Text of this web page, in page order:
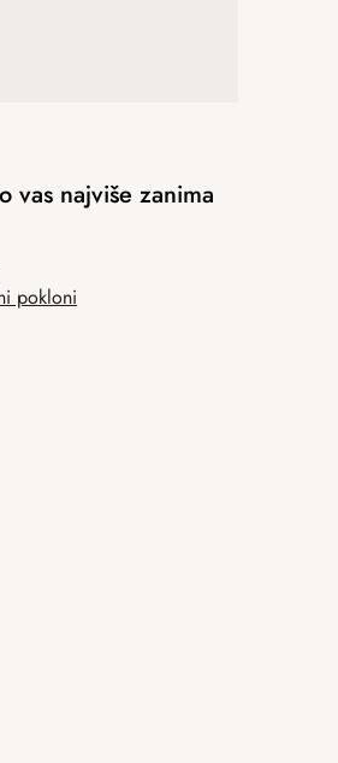
vas najviše zanima
pokloni